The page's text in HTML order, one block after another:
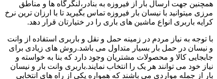
همچنین جهت ارسال بار از فیروزه به بنادر،لنگرگاه ها و مناطق
مرزی میتوانید با نیسان بار فیروزه تماس بگیرید تا با ارزان ترین نرخ
کرایه باربری انواع ماشین های باری را در ختیارتان قرار دهد.
با توجه به نیاز مردم در زمینه حمل و نقل و باربری استفاده از وانت
و نیسان در حمل بار بسیار متداول می باشد.روش های زیادی برای
جابجایی کالا و محصولات مشتریان وجود دارد که بنا به خواسته و
نیاز خود می توانند هر یک را انتخاب نمایند.باربری وانت بار و نیسان
بار از جمله مواردی می باشند که همواره یکی از راه های انتخابی